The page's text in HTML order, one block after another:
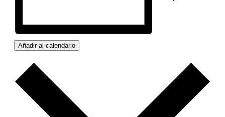
Añadir al calendario